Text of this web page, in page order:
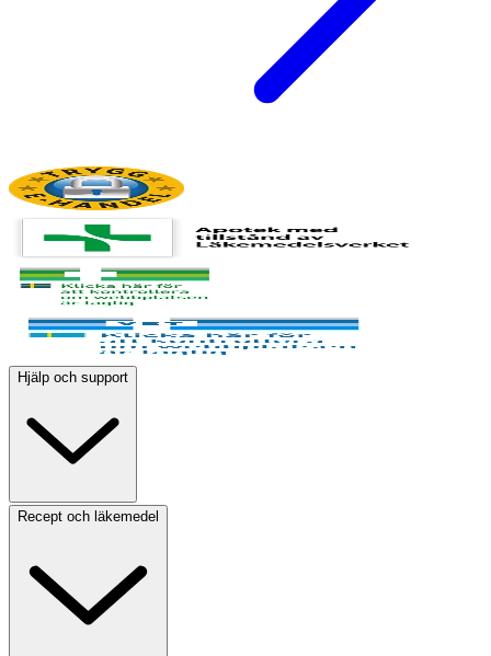
Hjälp och support
Recept och läkemedel